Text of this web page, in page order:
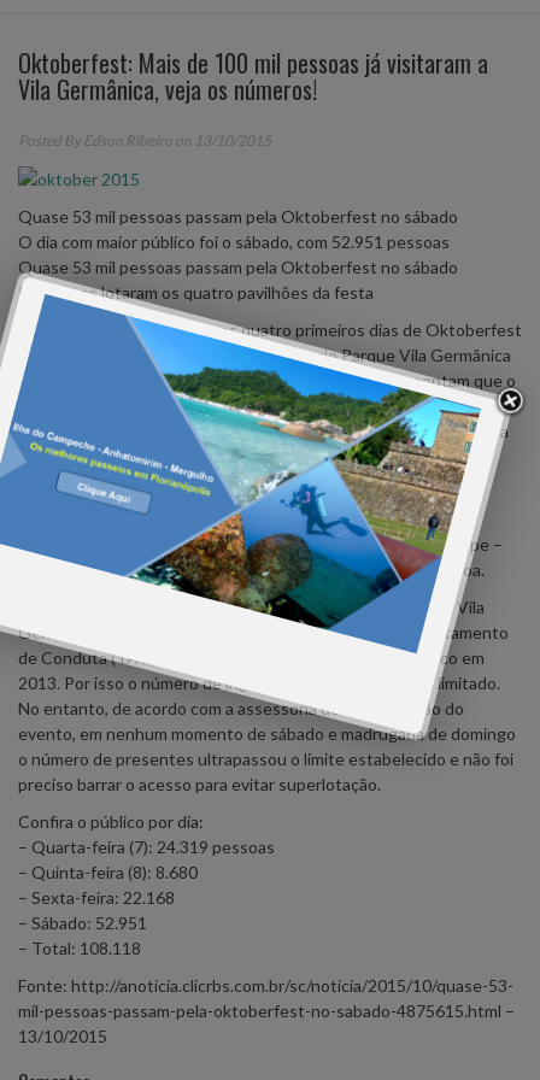
Oktoberfest: Mais de 100 mil pessoas já visitaram a
Vila Germânica, veja os números!
Posted ByEdson Ribeiro on 13/10/2015
Quase 53 mil pessoas passam pela Oktoberfest no sábado
O dia com maior público foi o sábado, com 52.951 pessoas
Quase 53 mil pessoas passam pela Oktoberfest no sábado
Presentes lotaram os quatro pavilhões da festa
De quarta-feira a sábado – os quatro primeiros dias de Oktoberfest
– mais de 108 mil pessoas já passaram pelo Parque Vila Germânica
em Blumenau. Os dados divulgados neste domingo apontam que o
dia com maior público foi o sábado, com 52.951 pessoas. Mesmo
com a chuva que voltou a cair na noite deste domingo na cidade, a
expectativa da organização da festa é que o público seja, no
mínimo, igual ao de sábado.
Desde quarta-feira – quando a festa começou – já foram
comercializados cerca de 63 mil pratos e 160 mil litros de chope –
360.978 copos –, o que gera uma média de 1,5 litro por pessoa.
O número máximo de pessoas ao mesmo tempo dentro da Vila
Germânica é de 37.704, determinado pelo Termo de Ajustamento
de Conduta (TAC) entre a prefeitura e o Ministério Público em
2013. Por isso o número de ingressos comercializados é limitado.
No entanto, de acordo com a assessoria de comunicação do
evento, em nenhum momento de sábado e madrugada de domingo
o número de presentes ultrapassou o limite estabelecido e não foi
preciso barrar o acesso para evitar superlotação.
Confira o público por dia:
– Quarta-feira (7): 24.319 pessoas
– Quinta-feira (8): 8.680
– Sexta-feira: 22.168
– Sábado: 52.951
– Total: 108.118
Fonte: http://anoticia.clicrbs.com.br/sc/noticia/2015/10/quase-53-
mil-pessoas-passam-pela-oktoberfest-no-sabado-4875615.html –
13/10/2015